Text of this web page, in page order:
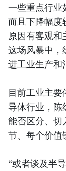
一些重点行业
而且下降幅度
原因有客观
这场风暴中，
进工业生产和
目前工业主
导体行业，陈
能否区分、切
节、每个价值
“或者谈及半